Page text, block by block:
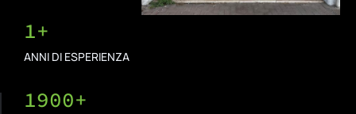
1+
ANNI DI ESPERIENZA
1900+